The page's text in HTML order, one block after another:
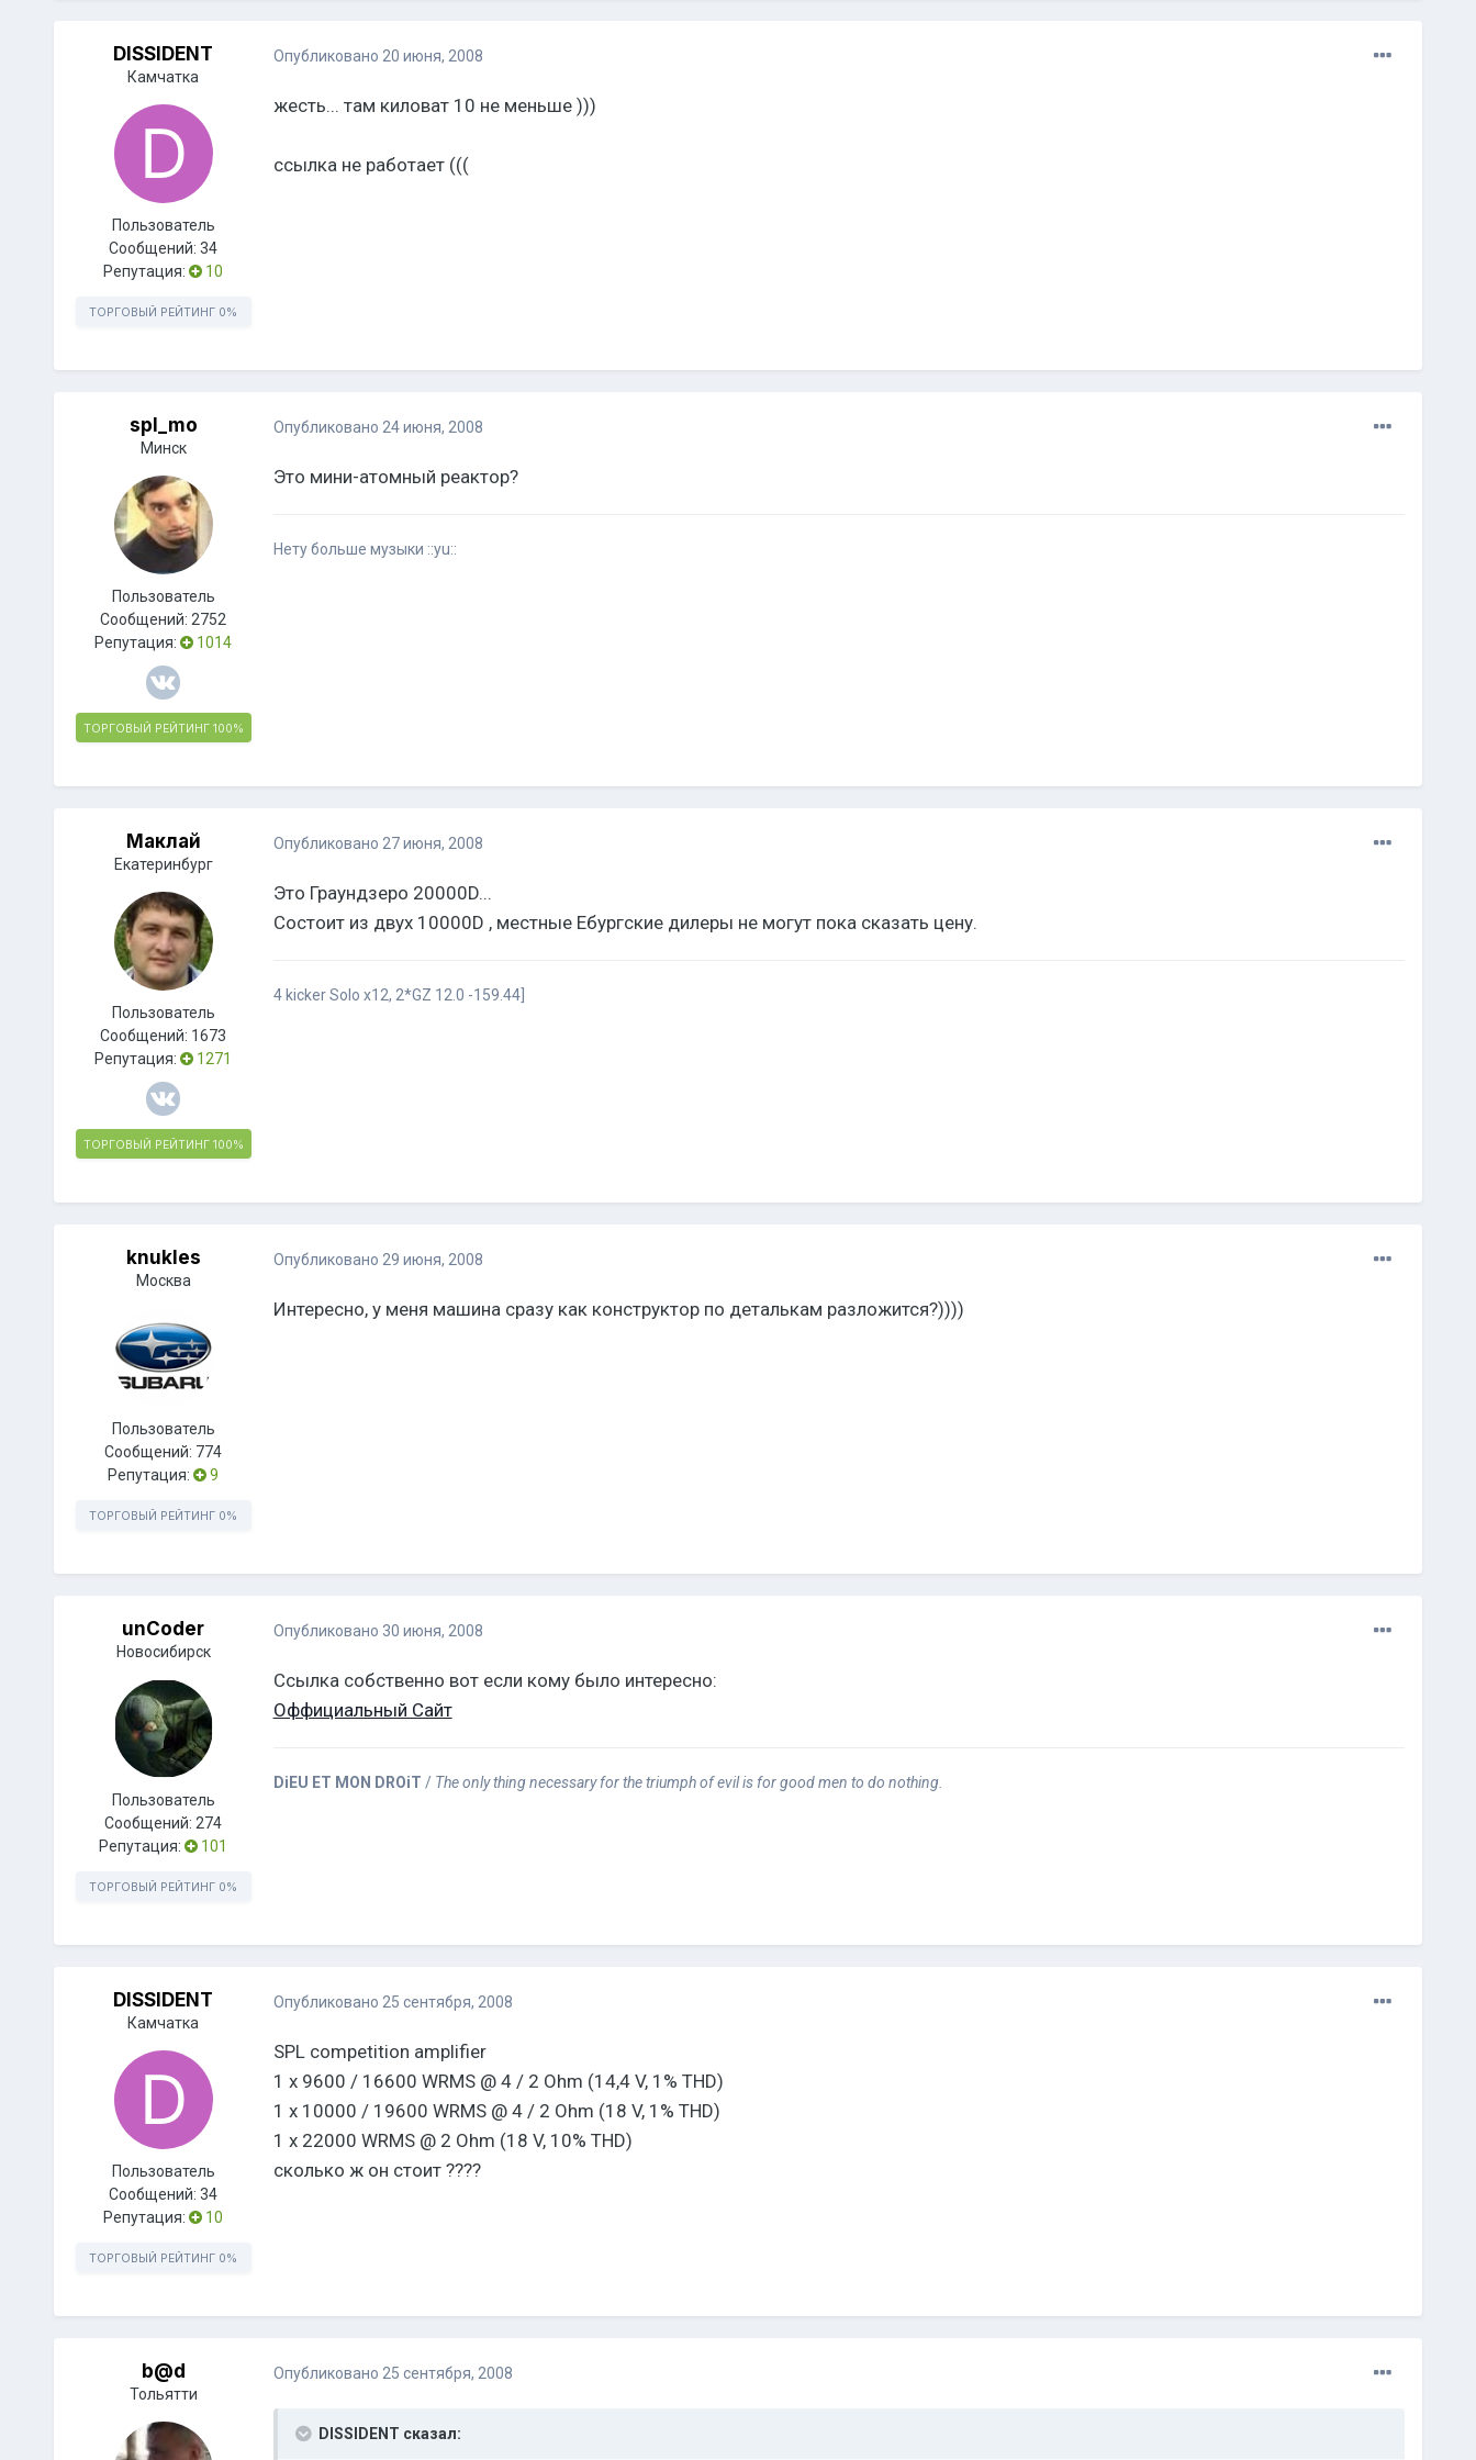
DISSIDENT
Камчатка
Пользователь
Сообщений:34
Репутация:
10
ТОРГОВЫЙ РЕЙТИНГ 0%
Опубликовано 20 июня, 2008
жесть... там киловат 10 не меньше )))
ссылка не работает (((
spl_mo
Минск
Пользователь
Сообщений:2752
Репутация:
1014
ТОРГОВЫЙ РЕЙТИНГ 100%
Опубликовано 24 июня, 2008
Это мини-атомный реактор?
Нету больше музыки ::yu::
Маклай
Екатеринбург
Пользователь
Сообщений: 1673
Репутация:
1271
ТОРГОВЫЙ РЕЙТИНГ 100%
Опубликовано 27 июня, 2008
Это Граундзеро 20000D...
Состоит из двух 10000D , местные Ебургские дилеры не могут пока сказать цену.
4 kicker Solo x12, 2*GZ 12.0 -159.44]
knukles
Москва
Пользователь
Сообщений: 774
Репутация:
9
ТОРГОВЫЙ РЕЙТИНГ 0%
Опубликовано 29 июня, 2008
Интересно, у меня машина сразу как конструктор по деталькам разложится?))))
unCoder
Новосибирск
Пользователь
Сообщений:274
Репутация:
101
ТОРГОВЫЙ РЕЙТИНГ 0%
Опубликовано 30 июня, 2008
Ссылка собственно вот если кому было интересно:
Оффициальный Сайт
DiEU ET MON DROiT / The only thing necessary for the triumph of evil is for good men to do nothing.
DISSIDENT
Камчатка
Пользователь
Сообщений:34
Репутация:
10
ТОРГОВЫЙ РЕЙТИНГ 0%
Опубликовано 25 сентября, 2008
SPL competition amplifier
1 x 9600 / 16600 WRMS @ 4 / 2 Ohm (14,4 V, 1% THD)
1 x 10000 / 19600 WRMS @ 4 / 2 Ohm (18 V, 1% THD)
1 x 22000 WRMS @ 2 Ohm (18 V, 10% THD)
сколько ж он стоит ????
b@d
Тольятти
Опубликовано 25 сентября, 2008
DISSIDENT сказал: